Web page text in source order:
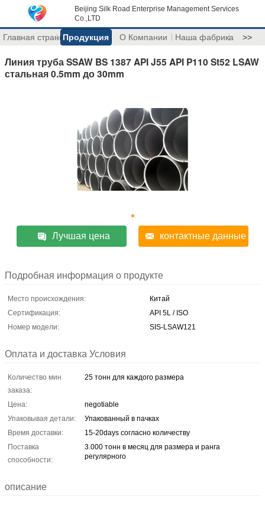
Beijing Silk Road Enterprise Management Services
Co.,LTD
Главная страницаПродукция О Компании Наша фабрика >>
Линия труба SSAW BS 1387 API J55 API P110 St52 LSAW
стальная 0.5mm до 30mm
Лучшая цена контактные данные
Подробная информация о продукте
Место происхождения:
Китай
Сертификация:
API 5L / ISO
Номер модели:
SIS-LSAW121
Оплата и доставка Условия
Количество мин
заказа:
25 тонн для каждого размера
Цена:
negotiable
Упаковывая детали:
Упакованный в пачках
Время доставки:
15-20days согласно количеству
Поставка
способности:
3.000 тонн в месяц для размера и ранга
регулярного
описание